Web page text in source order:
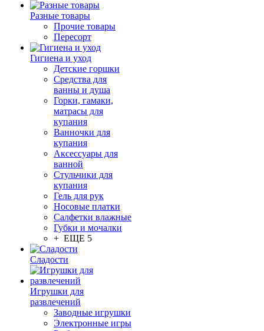
Разные товары
Прочие товары
Пересорт
Гигиена и уход
Детские горшки
Средства для
ванны и душа
Горки, гамаки,
матрасы для
купания
Ванночки для
купания
Аксессуары для
ванной
Стульчики для
купания
Гель для рук
Носовые платки
Салфетки влажные
Губки и мочалки
+ ЕЩЕ 5
Сладости
Игрушки для
развлечений
Заводные игрушки
Электронные игры